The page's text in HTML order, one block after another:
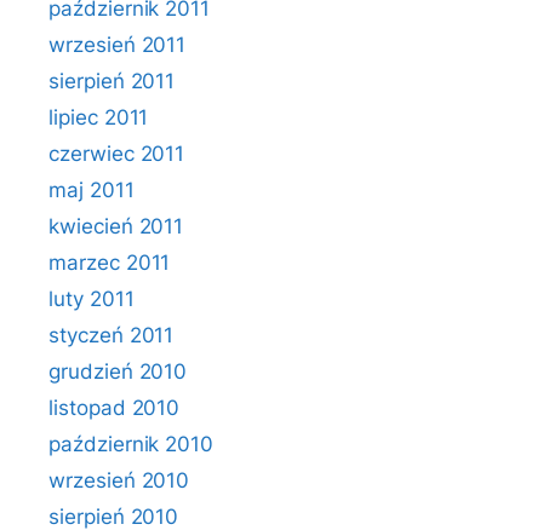
październik 2011
wrzesień 2011
sierpień 2011
lipiec 2011
czerwiec 2011
maj 2011
kwiecień 2011
marzec 2011
luty 2011
styczeń 2011
grudzień 2010
listopad 2010
październik 2010
wrzesień 2010
sierpień 2010